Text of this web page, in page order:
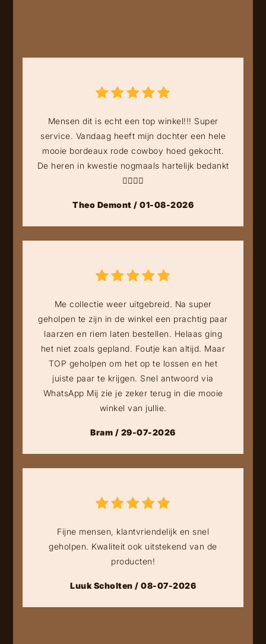
Mensen dit is echt een top winkel!!! Super
service. Vandaag heeft mijn dochter een hele
mooie bordeaux rode cowboy hoed gekocht.
De heren in kwestie nogmaals hartelijk bedankt
👍🏻👍🏻
Theo Demont / 01-08-2026
Me collectie weer uitgebreid. Na super
geholpen te zijn in de winkel een prachtig paar
laarzen en riem laten bestellen. Helaas ging
het niet zoals gepland. Foutje kan altijd. Maar
TOP geholpen om het op te lossen en het
juiste paar te krijgen. Snel antwoord via
WhatsApp Mij zie je zeker terug in die mooie
winkel van jullie.
Bram / 29-07-2026
Fijne mensen, klantvriendelijk en snel
geholpen. Kwaliteit ook uitstekend van de
producten!
Luuk Scholten / 08-07-2026